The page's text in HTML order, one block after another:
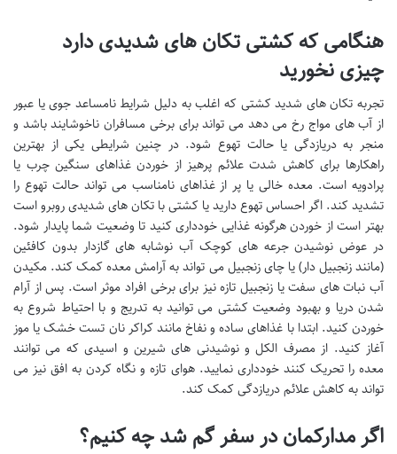
هنگامی که کشتی تکان های شدیدی دارد
چیزی نخورید
تجربه تکان های شدید کشتی که اغلب به دلیل شرایط نامساعد جوی یا عبور
از آب های مواج رخ می دهد می تواند برای برخی مسافران ناخوشایند باشد و
منجر به دریازدگی یا حالت تهوع شود. در چنین شرایطی یکی از بهترین
راهکارها برای کاهش شدت علائم پرهیز از خوردن غذاهای سنگین چرب یا
پرادویه است. معده خالی یا پر از غذاهای نامناسب می تواند حالت تهوع را
تشدید کند. اگر احساس تهوع دارید یا کشتی با تکان های شدیدی روبرو است
بهتر است از خوردن هرگونه غذایی خودداری کنید تا وضعیت شما پایدار شود.
در عوض نوشیدن جرعه های کوچک آب نوشابه های گازدار بدون کافئین
(مانند زنجبیل دار) یا چای زنجبیل می تواند به آرامش معده کمک کند. مکیدن
آب نبات های سفت یا زنجبیل تازه نیز برای برخی افراد موثر است. پس از آرام
شدن دریا و بهبود وضعیت کشتی می توانید به تدریج و با احتیاط شروع به
خوردن کنید. ابتدا با غذاهای ساده و نفاخ مانند کراکر نان تست خشک یا موز
آغاز کنید. از مصرف الکل و نوشیدنی های شیرین و اسیدی که می توانند
معده را تحریک کنند خودداری نمایید. هوای تازه و نگاه کردن به افق نیز می
تواند به کاهش علائم دریازدگی کمک کند.
اگر مدارکمان در سفر گم شد چه کنیم؟